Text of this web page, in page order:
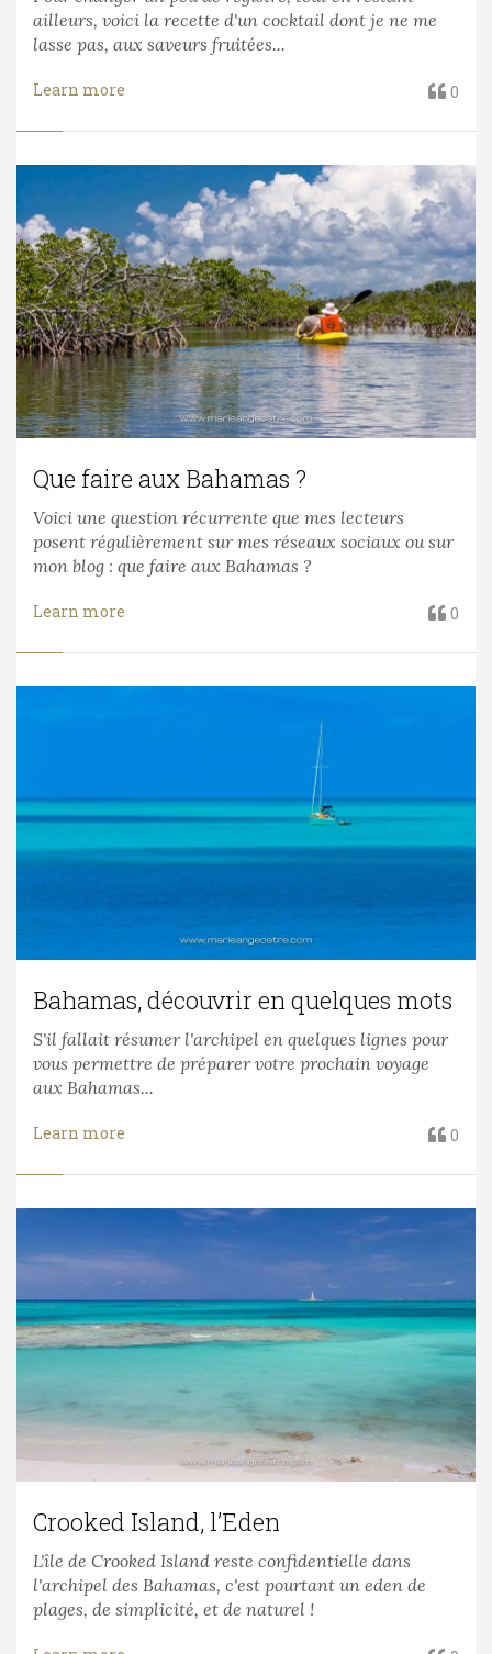
ailleurs, voici la recette d'un cocktail dont je ne me
lasse pas, aux saveurs fruitées...
Learn more 0
Que faire aux Bahamas ?
Voici une question récurrente que mes lecteurs
posent régulièrement sur mes réseaux sociaux ou sur
mon blog : que faire aux Bahamas ?
Learn more 0
Bahamas, découvrir en quelques mots
S'il fallait résumer l'archipel en quelques lignes pour
vous permettre de préparer votre prochain voyage
aux Bahamas...
Learn more 0
Crooked Island, l’Eden
L'île de Crooked Island reste confidentielle dans
l'archipel des Bahamas, c'est pourtant un eden de
plages, de simplicité, et de naturel !